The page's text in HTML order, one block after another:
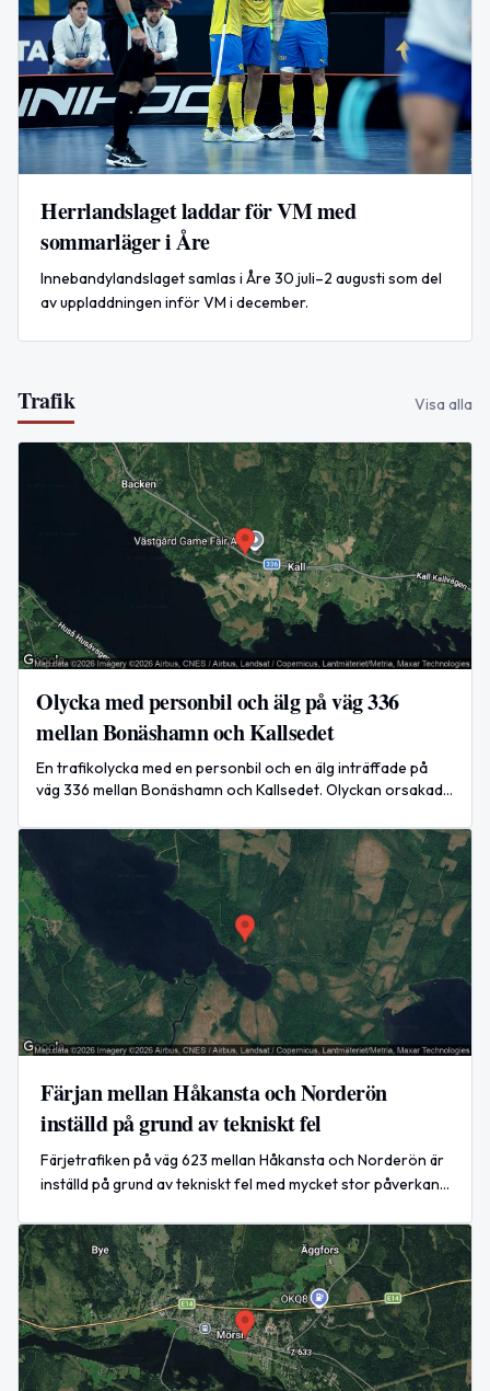
Herrlandslaget laddar för VM med
sommarläger i Åre
Innebandylandslaget samlas i Åre 30 juli–2 augusti som del
av uppladdningen inför VM i december.
Trafik Visa alla
Olycka med personbil och älg på väg 336
mellan Bonäshamn och Kallsedet
En trafikolycka med en personbil och en älg inträffade på
väg 336 mellan Bonäshamn och Kallsedet. Olyckan orsakade
Färjan mellan Håkansta och Norderön
inställd på grund av tekniskt fel
Färjetrafiken på väg 623 mellan Håkansta och Norderön är
inställd på grund av tekniskt fel med mycket stor påverkan